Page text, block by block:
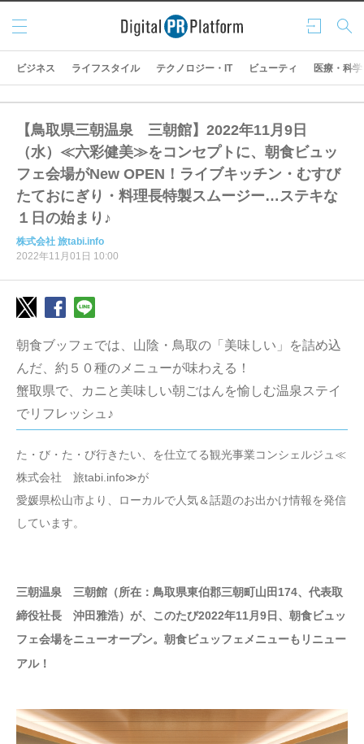
ログ
イン
検索
メニ
ュー
ビジネス ライフスタイル テクノロジー・IT ビューティ 医療・科学
【鳥取県三朝温泉 三朝館】2022年11月9日
（水）≪六彩健美≫をコンセプトに、朝食ビュッ
フェ会場がNew OPEN！ライブキッチン・むすび
たておにぎり・料理長特製スムージー…ステキな
１日の始まり♪
株式会社 旅tabi.info
2022年11月01日 10:00
朝食ブッフェでは、山陰・鳥取の「美味しい」を詰め込
んだ、約５０種のメニューが味わえる！
蟹取県で、カニと美味しい朝ごはんを愉しむ温泉ステイ
でリフレッシュ♪
た・び・た・び行きたい、を仕立てる観光事業コンシェルジュ≪
株式会社 旅tabi.info≫が
愛媛県松山市より、ローカルで人気＆話題のお出かけ情報を発信
しています。
三朝温泉 三朝館（所在：鳥取県東伯郡三朝町山田174、代表取
締役社長 沖田雅浩）が、このたび2022年11月9日、朝食ビュッ
フェ会場をニューオープン。朝食ビュッフェメニューもリニュー
アル！